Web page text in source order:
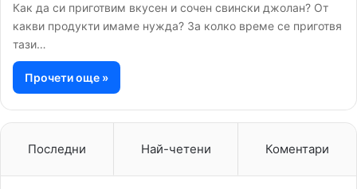
Как да си приготвим вкусен и сочен свински джолан? От
какви продукти имаме нужда? За колко време се приготвя
тази…
Прочети още »
Последни Най-четени Коментари